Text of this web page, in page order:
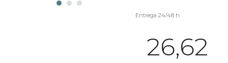
Entrega 24/48 h
26,62